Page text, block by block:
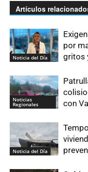
Artículos
Noticia del Día
por
gritos
Noticias
Regionales
con
Noticia del Día